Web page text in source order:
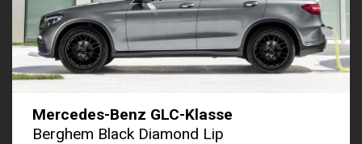
Mercedes-Benz GLC-Klasse
Berghem Black Diamond Lip